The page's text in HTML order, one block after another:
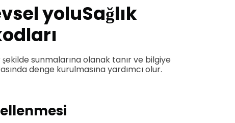
yoluSağlık
sunmalarına olanak tanır ve bilgiye
denge kurulmasına yardımcı olur.